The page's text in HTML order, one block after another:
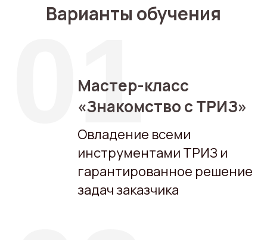
Варианты обучения
Мастер-класс
«Знакомство с ТРИЗ»
Овладение всеми
инструментами ТРИЗ и
гарантированное решение
задач заказчика
01